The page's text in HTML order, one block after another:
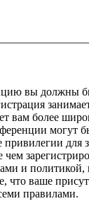
вы должны
вам более
могут
для
и
что ваше
правилами.